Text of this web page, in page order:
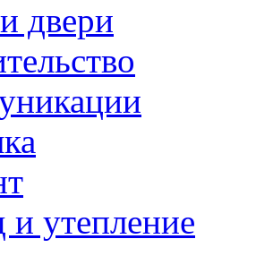
двери
и утепление